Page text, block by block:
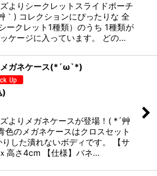
よりシークレットスライドポーチ
｀) コレクションにぴったりな 全
ークレット1種類）のうち 1種類が
ケージに入っています。 どの…
メガネケース(*´ω`*)
)
よりメガネケースが登場！( *´艸
色のメガネケースはクロスセット
りした潰れないボディです。 【サ
高さ4cm 【仕様】バネ…